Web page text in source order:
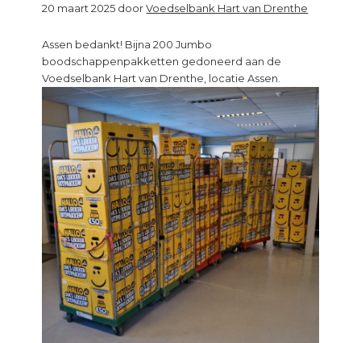
20 maart 2025 doorVoedselbank Hart van Drenthe
Assen bedankt! Bijna 200 Jumbo
boodschappenpakketten gedoneerd aan de
Voedselbank Hart van Drenthe, locatie Assen.